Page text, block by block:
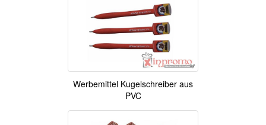
Werbemittel Kugelschreiber aus
PVC